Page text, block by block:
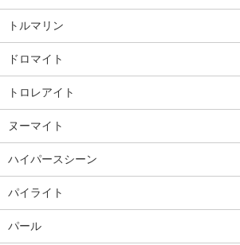
トルマリン
ドロマイト
トロレアイト
ヌーマイト
ハイパースシーン
パイライト
パール